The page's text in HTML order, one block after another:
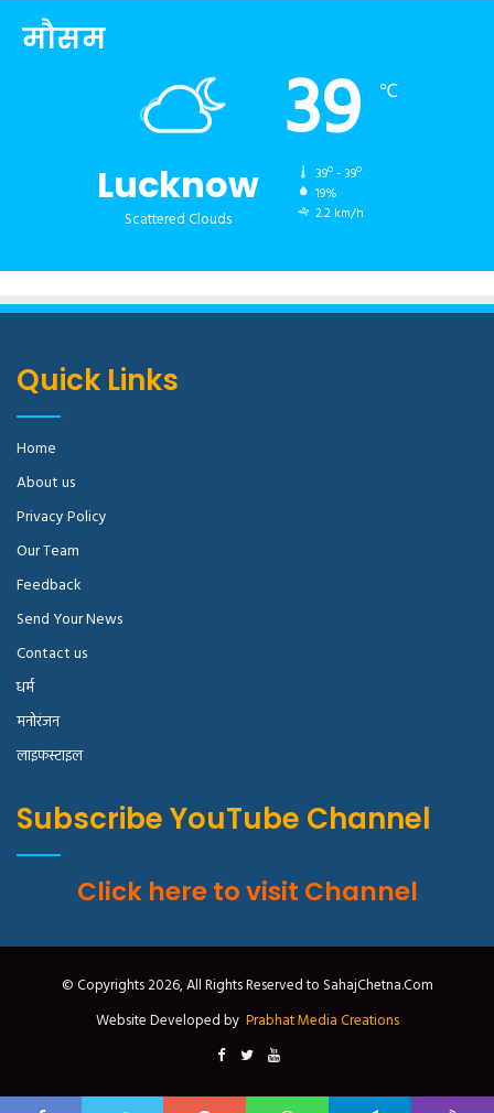
मौसम
Lucknow
Scattered Clouds
39 ℃
39º - 39º
19%
2.2 km/h
Quick Links
Home
About us
Privacy Policy
Our Team
Feedback
Send Your News
Contact us
धर्म
मनोरंजन
लाइफस्टाइल
Subscribe YouTube Channel
Click here to visit Channel
© Copyrights 2026, All Rights Reserved to SahajChetna.Com
Website Developed by Prabhat Media Creations